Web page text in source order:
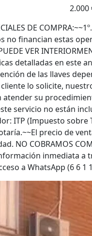
2.000
DE
no financian estas
VER
detalladas en este
de las llaves
cliente lo solicite,
su
servicio no están
ITP (Impuesto
precio de
NO COBRAMOS
inmediata a
a WhatsApp (6 6 1